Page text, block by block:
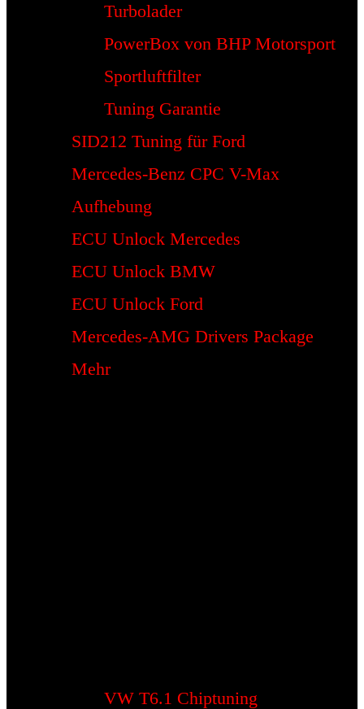
Turbolader
PowerBox von BHP Motorsport
Sportluftfilter
Tuning Garantie
SID212 Tuning für Ford
Mercedes-Benz CPC V-Max
Aufhebung
ECU Unlock Mercedes
ECU Unlock BMW
ECU Unlock Ford
Mercedes-AMG Drivers Package
Mehr
VW T6.1 Chiptuning